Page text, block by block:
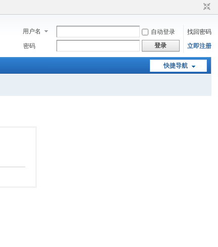
用户名 自动登录
找回密码
密码
登录 立即注册
快捷导航